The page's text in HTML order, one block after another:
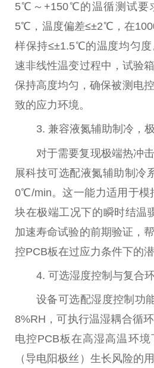
5℃～+150℃的温循测试要
5℃，温度偏差≤±2℃，在
样保持≤±1.5℃的温度均匀
速非线性温变过程中，试验
保持高度均匀，确保被测电
致的应力环境。
3. 兼容液氮辅助制冷，
对于需要复现极端热冲
展科技可选配液氮辅助制冷
0℃/min。这一能力适用于模
块在极端工况下的瞬时结温
加速寿命试验的前期验证，
控PCB板在过应力条件下的潜
4. 可选湿度控制与复合
设备可选配湿度控制功
8%RH，可执行温湿耦合循
电控PCB板在高湿高温环
（导电阳极丝）生长风险的